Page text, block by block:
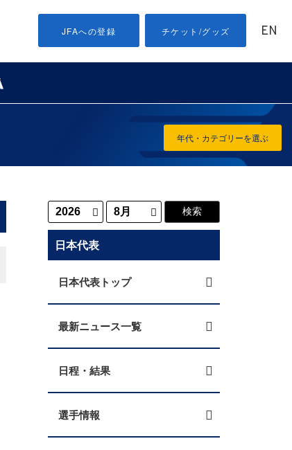
JFAへの登録 チケット/グッズ EN
年代・カテゴリーを選ぶ
日本代表
日本代表トップ
最新ニュース一覧
日程・結果
選手情報